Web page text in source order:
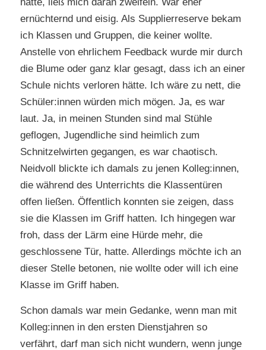
ernüchternd und eisig. Als Supplierreserve bekam
ich Klassen und Gruppen, die keiner wollte.
Anstelle von ehrlichem Feedback wurde mir durch
die Blume oder ganz klar gesagt, dass ich an einer
Schule nichts verloren hätte. Ich wäre zu nett, die
Schüler:innen würden mich mögen. Ja, es war
laut. Ja, in meinen Stunden sind mal Stühle
geflogen, Jugendliche sind heimlich zum
Schnitzelwirten gegangen, es war chaotisch.
Neidvoll blickte ich damals zu jenen Kolleg:innen,
die während des Unterrichts die Klassentüren
offen ließen. Öffentlich konnten sie zeigen, dass
sie die Klassen im Griff hatten. Ich hingegen war
froh, dass der Lärm eine Hürde mehr, die
geschlossene Tür, hatte. Allerdings möchte ich an
dieser Stelle betonen, nie wollte oder will ich eine
Klasse im Griff haben.
Schon damals war mein Gedanke, wenn man mit
Kolleg:innen in den ersten Dienstjahren so
verfährt, darf man sich nicht wundern, wenn junge